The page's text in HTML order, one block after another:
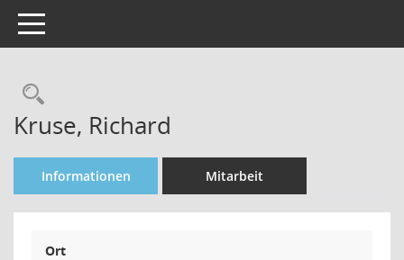
Toggle navigation
Rechercheauswahl
Kruse, Richard
Informationen Mitarbeit
Ort